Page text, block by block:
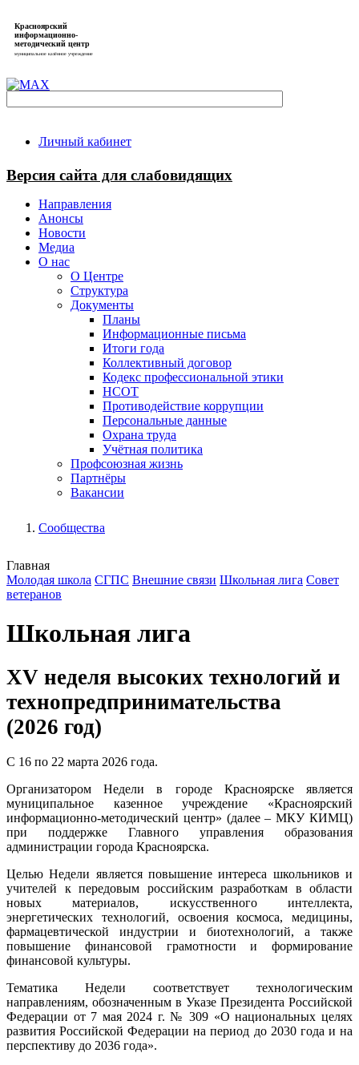
Красноярский
информационно-
методический центр
муниципальное казённое учреждение
Личный кабинет
Версия сайта для слабовидящих
Направления
Анонсы
Новости
Медиа
О нас
О Центре
Структура
Документы
Планы
Информационные письма
Итоги года
Коллективный договор
Кодекс профессиональной этики
НСОТ
Противодействие коррупции
Персональные данные
Охрана труда
Учётная политика
Профсоюзная жизнь
Партнёры
Вакансии
Сообщества
Главная
Молодая школа СГПС Внешние связи Школьная лига Совет
ветеранов
Школьная лига
XV неделя высоких технологий и
технопредпринимательства
(2026 год)
С 16 по 22 марта 2026 года.
Организатором Недели в городе Красноярске является
муниципальное казенное учреждение «Красноярский
информационно-методический центр» (далее – МКУ КИМЦ)
при поддержке Главного управления образования
администрации города Красноярска.
Целью Недели является повышение интереса школьников и
учителей к передовым российским разработкам в области
новых материалов, искусственного интеллекта,
энергетических технологий, освоения космоса, медицины,
фармацевтической индустрии и биотехнологий, а также
повышение финансовой грамотности и формирование
финансовой культуры.
Тематика Недели соответствует технологическим
направлениям, обозначенным в Указе Президента Российской
Федерации от 7 мая 2024 г. № 309 «О национальных целях
развития Российской Федерации на период до 2030 года и на
перспективу до 2036 года».